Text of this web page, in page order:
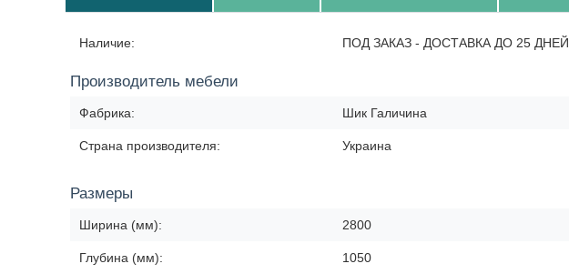
Наличие: ПОД ЗАКАЗ - ДОСТАВКА ДО 25 ДНЕЙ
Производитель мебели
Фабрика: Шик Галичина
Страна производителя: Украина
Размеры
Ширина (мм): 2800
Глубина (мм): 1050